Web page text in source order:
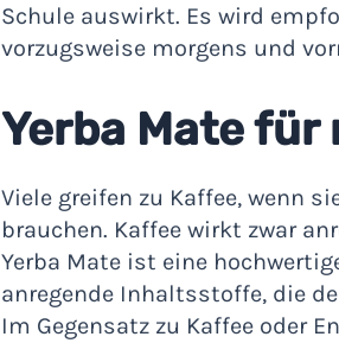
Schule auswirkt. Es wird
vorzugsweise morgens und
Yerba Mate für
Viele greifen zu Kaffee, wenn
brauchen. Kaffee wirkt zwar
Yerba Mate ist eine
anregende Inhaltsstoffe, die
Im Gegensatz zu Kaffee oder